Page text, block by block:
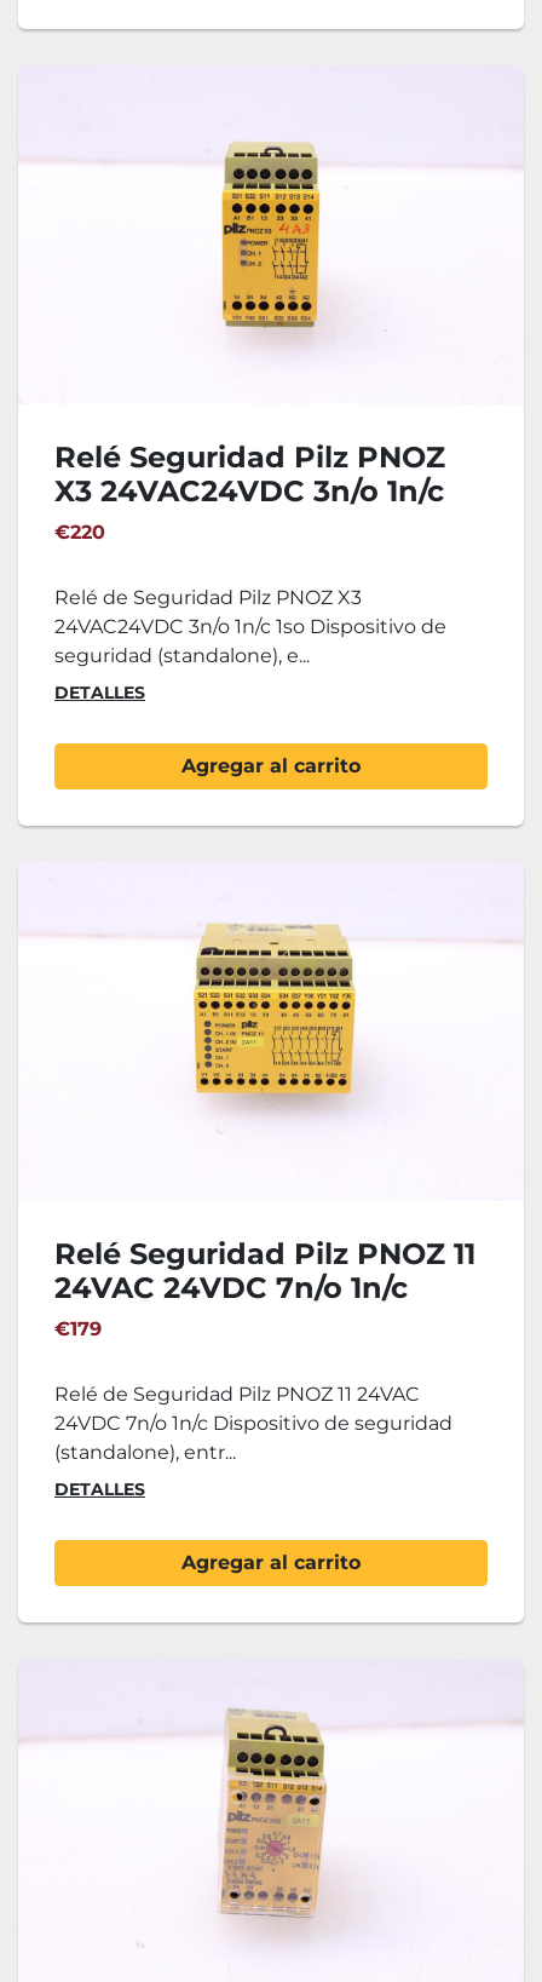
Relé Seguridad Pilz PNOZ
X3 24VAC24VDC 3n/o 1n/c
1so
€220
Relé de Seguridad Pilz PNOZ X3
24VAC24VDC 3n/o 1n/c 1so Dispositivo de
seguridad (standalone), e...
DETALLES
Agregar al carrito
Relé Seguridad Pilz PNOZ 11
24VAC 24VDC 7n/o 1n/c
€179
Relé de Seguridad Pilz PNOZ 11 24VAC
24VDC 7n/o 1n/c Dispositivo de seguridad
(standalone), entr...
DETALLES
Agregar al carrito